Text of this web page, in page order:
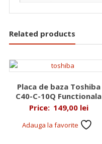
Related products
Placa de baza Toshiba
C40-C-10Q Functionala
Price: 149,00 lei
Adauga la favorite